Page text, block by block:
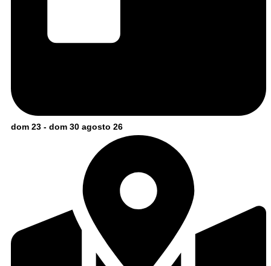
dom 23 - dom 30 agosto 26